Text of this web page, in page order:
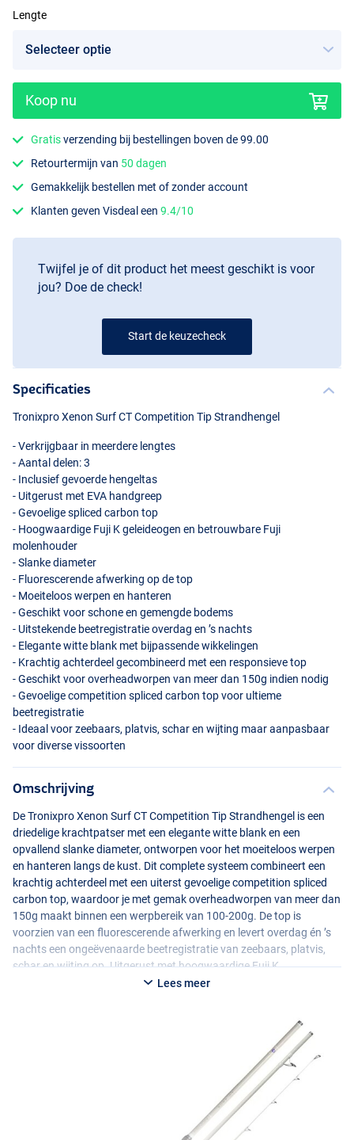
Lengte
Koop nu
Gratisverzending bij bestellingen boven de 99.00
Retourtermijn van 50 dagen
Gemakkelijk bestellen met of zonder account
Klanten geven Visdeal een9.4/10
Twijfel je of dit product het meest geschikt is voor
jou? Doe de check!
Start de keuzecheck
Specificaties
Tronixpro Xenon Surf CT Competition Tip Strandhengel
- Verkrijgbaar in meerdere lengtes
- Aantal delen: 3
- Inclusief gevoerde hengeltas
- Uitgerust met EVA handgreep
- Gevoelige spliced carbon top
- Hoogwaardige Fuji K geleideogen en betrouwbare Fuji
molenhouder
- Slanke diameter
- Fluorescerende afwerking op de top
- Moeiteloos werpen en hanteren
- Geschikt voor schone en gemengde bodems
- Uitstekende beetregistratie overdag en ’s nachts
- Elegante witte blank met bijpassende wikkelingen
- Krachtig achterdeel gecombineerd met een responsieve top
- Geschikt voor overheadworpen van meer dan 150g indien nodig
- Gevoelige competition spliced carbon top voor ultieme
beetregistratie
- Ideaal voor zeebaars, platvis, schar en wijting maar aanpasbaar
voor diverse vissoorten
Omschrijving
De Tronixpro Xenon Surf CT Competition Tip Strandhengel is een
driedelige krachtpatser met een elegante witte blank en een
opvallend slanke diameter, ontworpen voor het moeiteloos werpen
en hanteren langs de kust. Dit complete systeem combineert een
krachtig achterdeel met een uiterst gevoelige competition spliced
carbon top, waardoor je met gemak overheadworpen van meer dan
150g maakt binnen een werpbereik van 100-200g. De top is
voorzien van een fluorescerende afwerking en levert overdag én ’s
nachts een ongeëvenaarde beetregistratie van zeebaars, platvis,
schar en wijting op. Uitgerust met hoogwaardige Fuji K
geleideogen, een betrouwbare Fuji molenhouder en een
meegeleverde gevoerde hengeltas neem je deze betrouwbare
strandhengel overal gemakkelijk mee naartoe om effectief meer vis
Tronixpro Xenon Surf CT 4.16m 13’8" 100-200g Competition Tip
Lees meer